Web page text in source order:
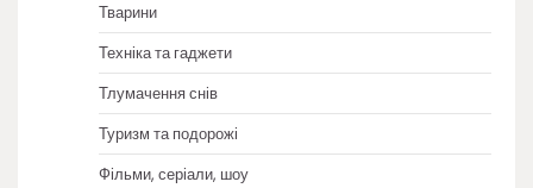
Тварини
Техніка та гаджети
Тлумачення снів
Туризм та подорожі
Фільми, серіали, шоу